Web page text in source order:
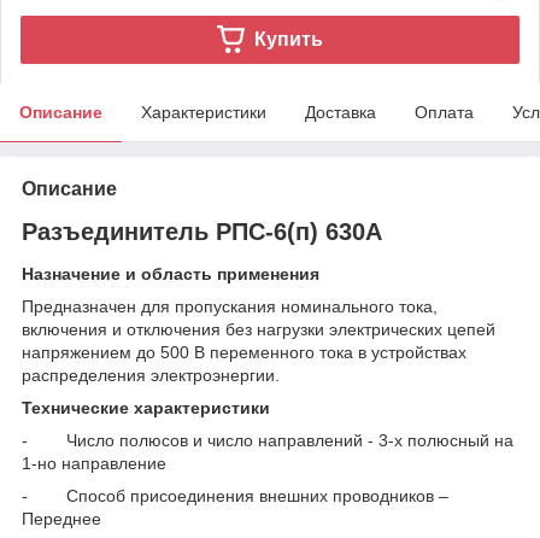
Купить
Описание Характеристики Доставка Оплата
Описание
Разъединитель РПС-6(п) 630А
Назначение и область применения
Предназначен для пропускания номинального тока,
включения и отключения без нагрузки электрических цепей
напряжением до 500 В переменного тока в устройствах
распределения электроэнергии.
Технические характеристики
- Число полюсов и число направлений - 3-х полюсный на
1-но направление
- Способ присоединения внешних проводников –
Переднее